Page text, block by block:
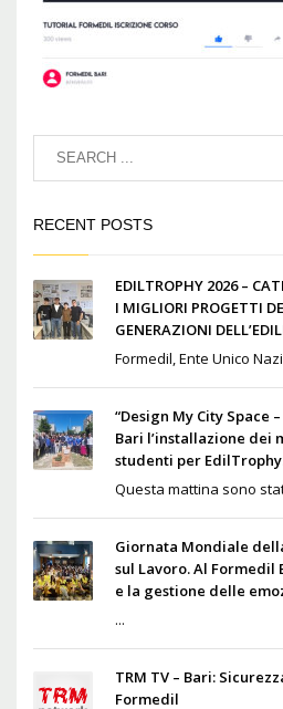
RECENT POSTS
EDILTROPHY 2026 –
I MIGLIORI PROGETTI
GENERAZIONI
Formedil, Ente Unico
“Design My City Space
Bari l’installazione
studenti per
Questa mattina sono
Giornata Mondiale
sul Lavoro. Al
e la gestione delle
...
TRM TV – Bari:
Formedil